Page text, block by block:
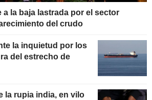
a la baja lastrada por el sector
del crudo
la inquietud por los
del estrecho de
la rupia india, en vilo